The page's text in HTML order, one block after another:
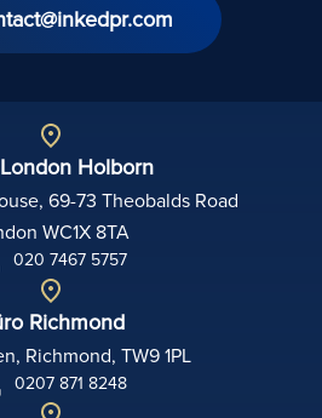
Holborn
69-73 Theobalds Road
WC1X 8TA
020 7467 5757
Richmond
Richmond, TW9 1PL
0207 871 8248